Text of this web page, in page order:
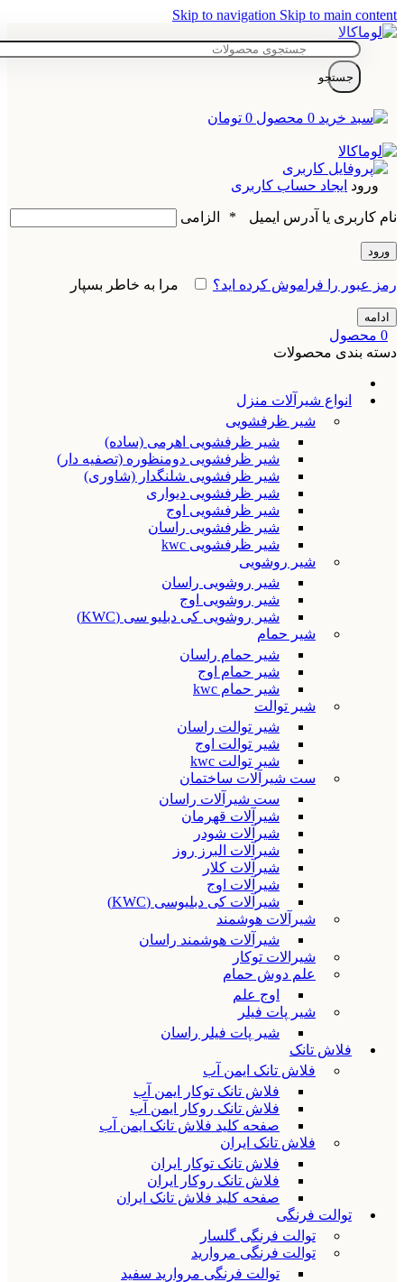
Skip to navigation Skip to main content
جستجو
0 محصول 0 تومان
ورود ایجاد حساب کاربری
نام کاربری یا آدرس ایمیل * الزامی
ورود
رمز عبور را فراموش کرده اید؟ مرا به خاطر بسپار
ادامه
0 محصول
دسته بندی محصولات
انواع شیرآلات منزل
شیر ظرفشویی
شیر ظرفشویی اهرمی (ساده)
شیر ظرفشویی دومنظوره (تصفیه دار)
شیر ظرفشویی شلنگدار (شاوری)
شیر ظرفشویی دیواری
شیر ظرفشویی اوج
شیر ظرفشویی راسان
شیر ظرفشویی kwc
شیر روشویی
شیر روشویی راسان
شیر روشویی اوج
شیر روشویی کی دبلیو سی (KWC)
شیر حمام
شیر حمام راسان
شیر حمام اوج
شیر حمام kwc
شیر توالت
شیر توالت راسان
شیر توالت اوج
شیر توالت kwc
ست شیرآلات ساختمان
ست شیرآلات راسان
شیرآلات قهرمان
شیرآلات شودر
شیرآلات البرز روز
شیرآلات کلار
شیرآلات اوج
شیرآلات کی دبلیوسی (KWC)
شیرآلات هوشمند
شیرآلات هوشمند راسان
شیرالات توکار
علم دوش حمام
اوج علم
شیر پات فیلر
شیر پات فیلر راسان
فلاش تانک
فلاش تانک ایمن آب
فلاش تانک توکار ایمن آب
فلاش تانک روکار ایمن آب
صفحه کلید فلاش تانک ایمن آب
فلاش تانک ایران
فلاش تانک توکار ایران
فلاش تانک روکار ایران
صفحه کلید فلاش تانک ایران
توالت فرنگی
توالت فرنگی گلسار
توالت فرنگی مروارید
توالت فرنگی مروارید سفید